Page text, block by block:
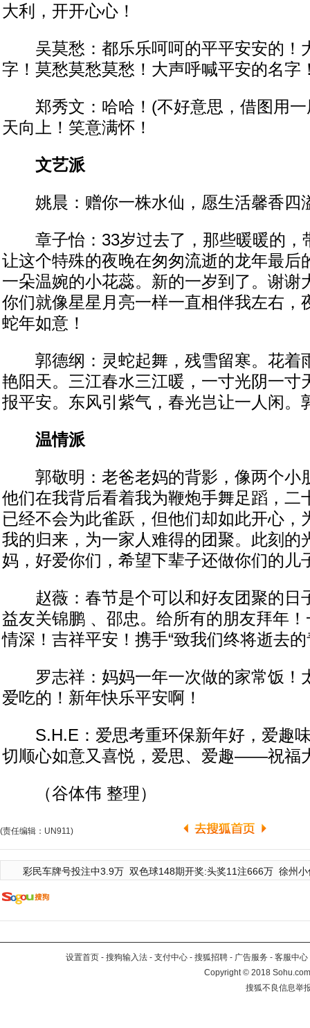
大利，开开心心！
吴莫愁：都乐乐呵呵的平平安安的！
字！莫愁莫愁莫愁！大声呼喊平安的名字
郑秀文：哈哈！(不好意思，借图用一
天向上！笑意满怀！
文艺派
姚晨：赠你一株水仙，愿生活馨香四
章子怡：33岁过去了，那些暖暖的，
让这个特殊的夜晚在匆匆流逝的龙年最后
一朵温婉的小花蕊。新的一岁到了。谢谢
你们就像星星月亮一样一直相伴我左右，
蛇年如意！
郭德纲：灵蛇起舞，残雪留寒。花着
艳阳天。三江春水三江暖，一寸光阴一寸
报平安。东风引紫气，春光岂让一人闲。
温情派
郭敬明：老爸老妈的背影，像两个小
他们在我背后看着我为鞭炮手舞足蹈，二
已经不会为此雀跃，但他们却如此开心，
我的归来，为一家人难得的团聚。此刻的
妈，好爱你们，希望下辈子还做你们的儿
赵薇：春节是个可以和好友团聚的日
益友关锦鹏 、邵忠。给所有的朋友拜年
情深！吉祥平安！携手“致我们终将逝去
罗志祥：妈妈一年一次做的家常饭！
爱吃的！新年快乐平安啊！
S.H.E：爱思考重环保新年好，爱趣味
切顺心如意又喜悦，爱思、爱趣——祝福
（谷体伟 整理）
(责任编辑：UN911)
彩民车牌号投注中3.9万 双色球148期开奖:头奖11注666万 徐州
设置首页 - 搜狗输入法 - 支付中心 - 搜狐招聘 - 广告服务 - 客服中心
Copyright©2018
搜狐不良信息举